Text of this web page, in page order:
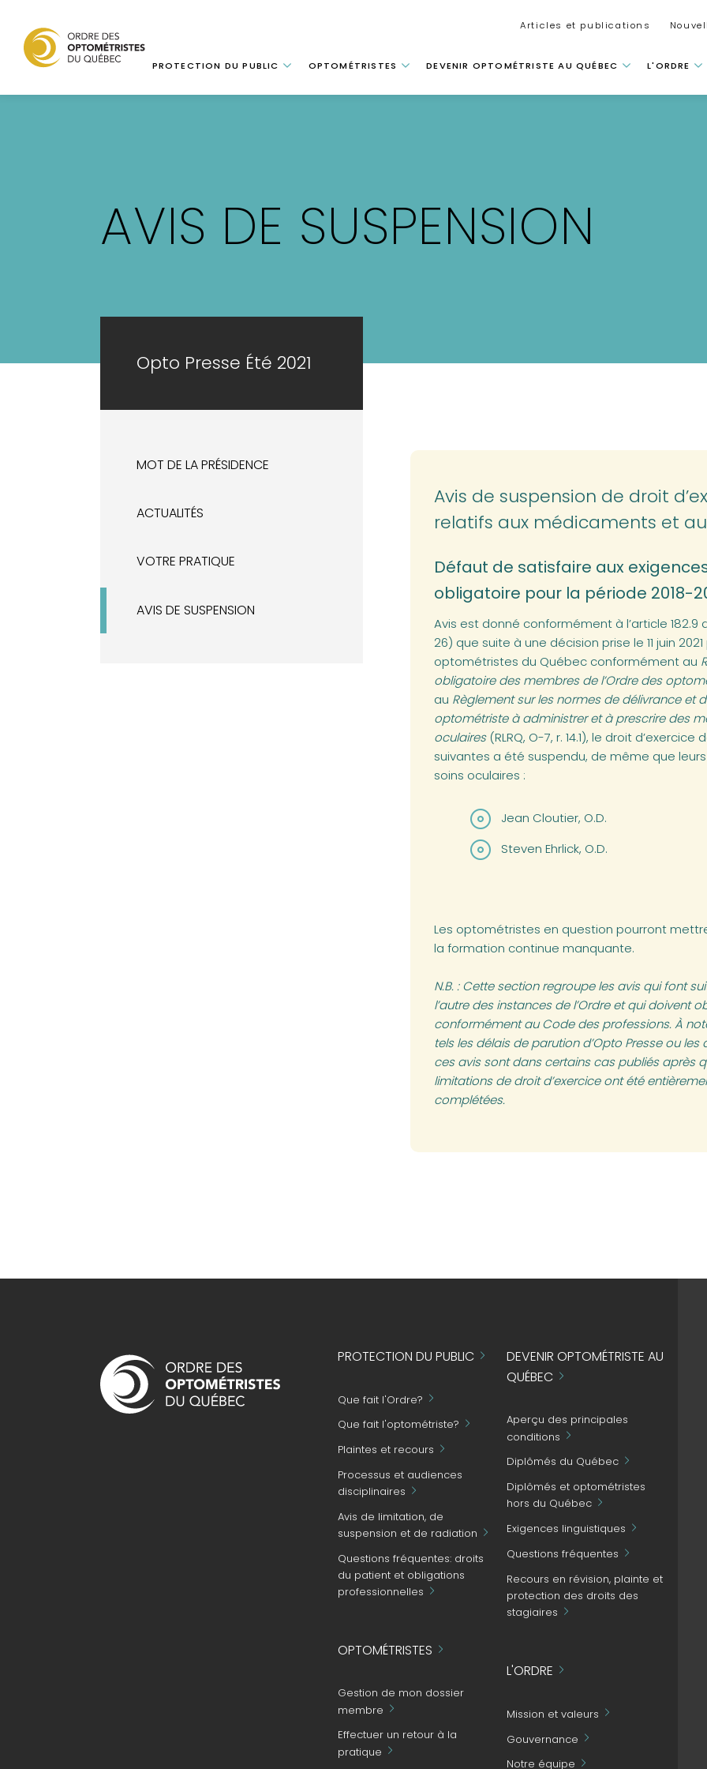
au
Articles et publications
Navigation principale
PROTECTION DU PUBLIC OPTOMÉTRISTES DEVENIR OPTOMÉTRISTE AU QUÉBEC L'ORDRE
AVIS DE SUSPENSION
Opto Presse Été 2021
MOT DE LA PRÉSIDENCE
ACTUALITÉS
VOTRE PRATIQUE
AVIS DE SUSPENSION
Avis de suspension de droit
relatifs aux médicaments et
Défaut de satisfaire aux
obligatoire pour la période 2018-
Avis est donné conformément à l’article 182.9
26) que suite à une décision prise le 11 juin
optométristes du Québec conformément au
obligatoire des membres de l’Ordre des
au Règlement sur les normes de délivrance et
optométriste à administrer et à prescrire des
oculaires(RLRQ, O-7, r. 14.1), le droit
suivantes a été suspendu, de même que
soins oculaires :
Jean Cloutier, O.D.
Steven Ehrlick, O.D.
Les optométristes en question pourront
la formation continue manquante.
N.B. : Cette section regroupe les avis qui font
l’autre des instances de l’Ordre et qui doivent
conformément au Code des professions. À
tels les délais de parution d’Opto Presse ou
ces avis sont dans certains cas publiés après
limitations de droit d’exercice ont été
complétées.
Navigation
principale
PROTECTION DU PUBLIC
Que fait l'Ordre?
Que fait l'optométriste?
Plaintes et recours
Processus et audiences
disciplinaires
Avis de limitation, de
suspension et de radiation
Questions fréquentes: droits
du patient et obligations
professionnelles
OPTOMÉTRISTES
Gestion de mon dossier
membre
Effectuer un retour à la
pratique
DEVENIR OPTOMÉTRISTE AU
QUÉBEC
Aperçu des principales
conditions
Diplômés du Québec
Diplômés et optométristes
hors du Québec
Exigences linguistiques
Questions fréquentes
Recours en révision, plainte et
protection des droits des
stagiaires
L'ORDRE
Mission et valeurs
Gouvernance
Notre équipe